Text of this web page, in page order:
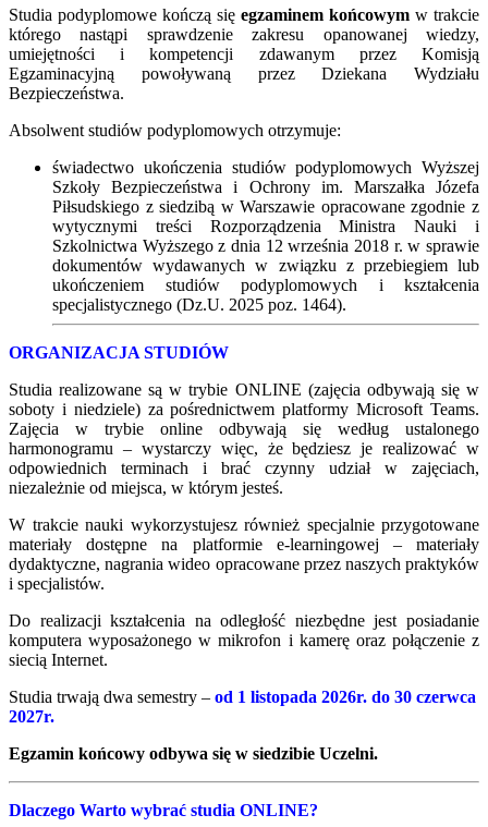
Studia podyplomowe kończą się egzaminem końcowym w trakcie
którego nastąpi sprawdzenie zakresu opanowanej wiedzy,
umiejętności i kompetencji zdawanym przez Komisją
Egzaminacyjną powoływaną przez Dziekana Wydziału
Bezpieczeństwa.
Absolwent studiów podyplomowych otrzymuje:
świadectwo ukończenia studiów podyplomowych Wyższej
Szkoły Bezpieczeństwa i Ochrony im. Marszałka Józefa
Piłsudskiego z siedzibą w Warszawie opracowane zgodnie z
wytycznymi treści Rozporządzenia Ministra Nauki i
Szkolnictwa Wyższego z dnia 12 września 2018 r. w sprawie
dokumentów wydawanych w związku z przebiegiem lub
ukończeniem studiów podyplomowych i kształcenia
specjalistycznego (Dz.U. 2025 poz. 1464).
ORGANIZACJA STUDIÓW
Studia realizowane są w trybie ONLINE (zajęcia odbywają się w
soboty i niedziele) za pośrednictwem platformy Microsoft Teams.
Zajęcia w trybie online odbywają się według ustalonego
harmonogramu – wystarczy więc, że będziesz je realizować w
odpowiednich terminach i brać czynny udział w zajęciach,
niezależnie od miejsca, w którym jesteś.
W trakcie nauki wykorzystujesz również specjalnie przygotowane
materiały dostępne na platformie e-learningowej – materiały
dydaktyczne, nagrania wideo opracowane przez naszych praktyków
i specjalistów.
Do realizacji kształcenia na odległość niezbędne jest posiadanie
komputera wyposażonego w mikrofon i kamerę oraz połączenie z
siecią Internet.
Studia trwają dwa semestry – od 1 listopada 2026r. do 30 czerwca
2027r.
Egzamin końcowy odbywa się w siedzibie Uczelni.
Dlaczego Warto wybrać studia ONLINE?